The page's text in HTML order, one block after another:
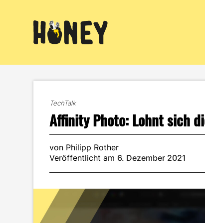
TechTalk
Affinity Photo: Lohnt sich
von Philipp Rother
Veröffentlicht am 6. Dezember 2021